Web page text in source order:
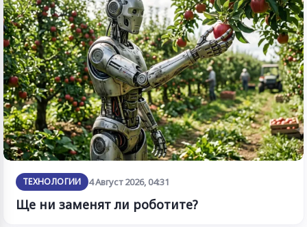
ТЕХНОЛОГИИ 4 Август 2026, 04:31
Ще ни заменят ли роботите?